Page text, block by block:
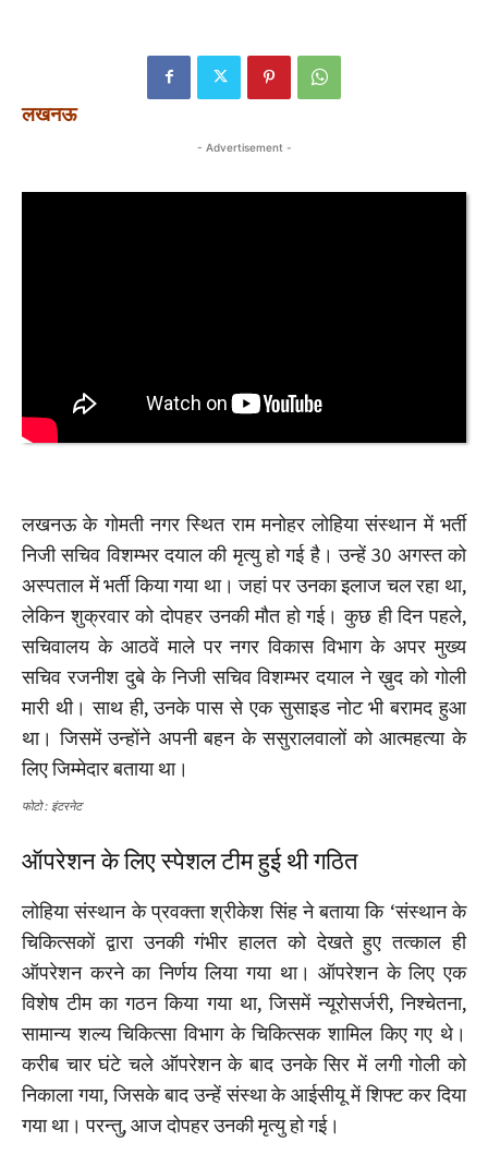
लखनऊ
- Advertisement -
लखनऊ के गोमती नगर स्थित राम मनोहर लोहिया संस्थान में भर्ती
निजी सचिव विशम्भर दयाल की मृत्यु हो गई है। उन्हें 30 अगस्त को
अस्पताल में भर्ती किया गया था। जहां पर उनका इलाज चल रहा था,
लेकिन शुक्रवार को दोपहर उनकी मौत हो गई। कुछ ही दिन पहले,
सचिवालय के आठवें माले पर नगर विकास विभाग के अपर मुख्य
सचिव रजनीश दुबे के निजी सचिव विशम्भर दयाल ने ख़ुद को गोली
मारी थी। साथ ही, उनके पास से एक सुसाइड नोट भी बरामद हुआ
था। जिसमें उन्होंने अपनी बहन के ससुरालवालों को आत्महत्या के
लिए जिम्मेदार बताया था।
फोटो : इंटरनेट
ऑपरेशन के लिए स्पेशल टीम हुई थी गठित
लोहिया संस्थान के प्रवक्ता श्रीकेश सिंह ने बताया कि ‘संस्थान के
चिकित्सकों द्वारा उनकी गंभीर हालत को देखते हुए तत्काल ही
ऑपरेशन करने का निर्णय लिया गया था। ऑपरेशन के लिए एक
विशेष टीम का गठन किया गया था, जिसमें न्यूरोसर्जरी, निश्चेतना,
सामान्य शल्य चिकित्सा विभाग के चिकित्सक शामिल किए गए थे।
करीब चार घंटे चले ऑपरेशन के बाद उनके सिर में लगी गोली को
निकाला गया, जिसके बाद उन्हें संस्था के आईसीयू में शिफ्ट कर दिया
गया था। परन्तु, आज दोपहर उनकी मृत्यु हो गई।